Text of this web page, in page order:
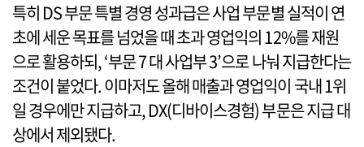
특히 DS 부문 특별 경영 성과급은 사업 부문별 실적이 연
초에 세운 목표를 넘었을 때 초과 영업익의 12%를 재원
으로 활용하되, ‘부문 7 대 사업부 3’으로 나눠 지급한다는
조건이 붙었다. 이마저도 올해 매출과 영업익이 국내 1위
일 경우에만 지급하고, DX(디바이스경험) 부문은 지급 대
상에서 제외됐다.